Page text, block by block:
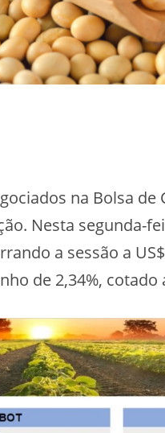
na Bolsa de
Nesta segunda-
a sessão a
de 2,34%, cotado